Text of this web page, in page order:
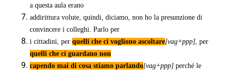
a questa aula erano
addirittura volute, quindi, diciamo, non ho la presunzione di
convincere i colleghi. Parlo per
i cittadini, per quelli che ci vogliono ascoltare[vag+ppp], per
quelli che ci guardano non
capendo mai di cosa stiamo parlando[vag+ppp]perché le